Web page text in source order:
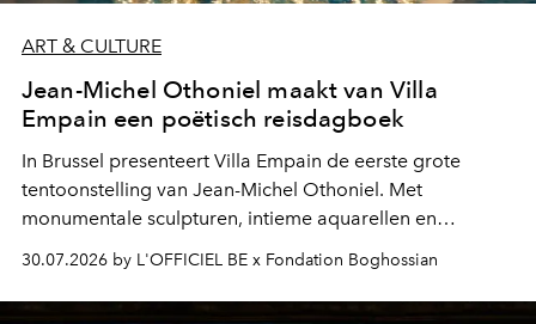
ART & CULTURE
Jean-Michel Othoniel maakt van Villa
Empain een poëtisch reisdagboek
In Brussel presenteert Villa Empain de eerste grote
tentoonstelling van Jean-Michel Othoniel. Met
monumentale sculpturen, intieme aquarellen en
fonkelend Murano-glas creëert de Franse kunstenaar
een emotionele reis waarin elk werk de herinnering
oproept aan een ontmoeting, een bestemming of een
30.07.2026 by L'OFFICIEL BE x Fondation Boghossian